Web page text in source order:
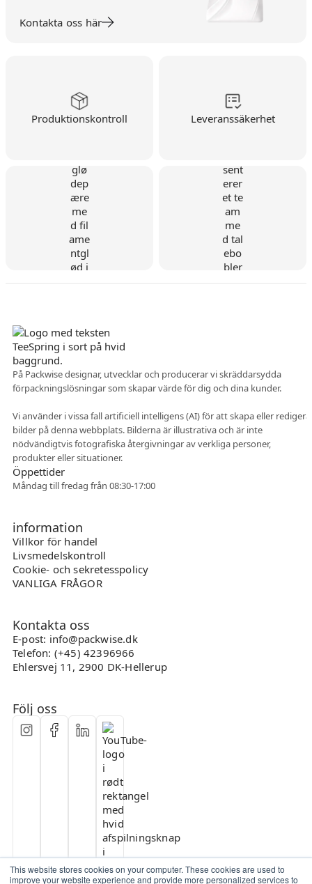
This website stores cookies on your computer. These cookies are used to
improve your website experience and provide more personalized services to
Kontakta oss här
Produktionskontroll Leveranssäkerhet
På Packwise designar, utvecklar och producerar vi skräddarsydda
förpackningslösningar som skapar värde för dig och dina kunder.
Vi använder i vissa fall artificiell intelligens (AI) för att skapa eller redigera
bilder på denna webbplats. Bilderna är illustrativa och är inte
nödvändigtvis fotografiska återgivningar av verkliga personer,
produkter eller situationer.
Öppettider
Måndag till fredag från 08:30-17:00
information
Villkor för handel
Livsmedelskontroll
Cookie- och sekretesspolicy
VANLIGA FRÅGOR
Kontakta oss
E-post: info@packwise.dk
Telefon: (+45) 42396966
Ehlersvej 11, 2900 DK-Hellerup
Följ oss